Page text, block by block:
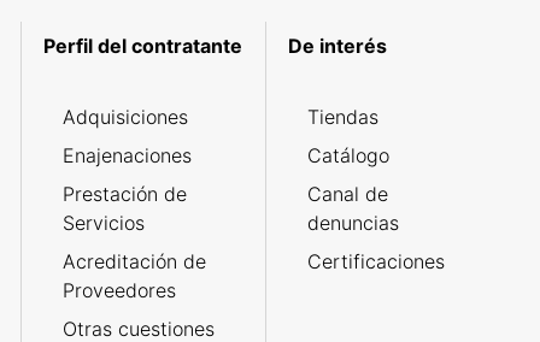
Perfil del contratante
Adquisiciones
Enajenaciones
Prestación de
Servicios
Acreditación de
Proveedores
Otras cuestiones
De interés
Tiendas
Catálogo
Canal de
denuncias
Certificaciones